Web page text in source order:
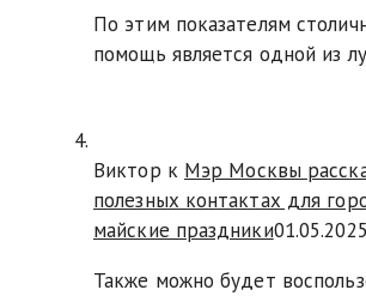
По этим показателям
помощь является одной из
Виктор к Мэр Москвы
полезных контактах для
майские праздники01.05.2025
Также можно будет